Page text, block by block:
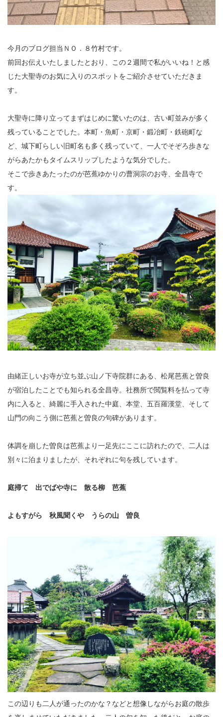
今月のブログ担当ＮＯ．８竹村です。
前回お伝えいたしましたとおり、この２週間で私がいいね！と感
じた大聖寺のお気に入りのスポットをご紹介させていただきま
す。
大聖寺に降り立ってまずはじめに驚いたのは、古い町並みが多く
残っていることでした。本町・魚町・京町・鍛冶町・鉄砲町な
ど、城下町らしい旧町名も多く残っていて、一人でそぞろ歩きな
がらあたかもタイムスリップしたような気分でした。
そこで歩きあたったのが芭蕉ゆかりの曹洞宗のお寺、全昌寺で
す。
由緒正しいお寺が立ち並ぶ山ノ下寺院群にある、松尾芭蕉と曽良
が宿泊したことでも知られる全昌寺。社務所で閲覧料を払って寺
内に入ると、綺麗に手入された中庭、本堂、五百羅漢堂、そして
山門の向こう側に芭蕉と曽良の句碑があります。
体調を崩した曽良は芭蕉より一足先にここに訪れたので、二人は
別々に泊まりましたが、それぞれに句を残しています。
庭掃て 出でばや寺に 散る柳 芭蕉
よもすがら 秋風聞くや うらの山 曽良
この辺りも二人が通ったのかな？などと想像しながらお庭の散歩